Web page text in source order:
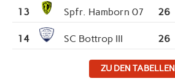
13 Spfr. Hamborn 07 26
14 SC Bottrop III 26
ZU DEN TABELLEN